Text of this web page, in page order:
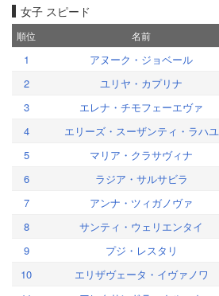
女子 スピード
順位 名前
1 アヌーク・ジョベール
2
ユリヤ・カプリナ
3
エレナ・チモフェーエヴァ
4
エリーズ・スーザンティ・ラハユ
5
マリア・クラサヴィナ
6
ラジア・サルサビラ
7
アンナ・ツィガノヴァ
8
サンティ・ウェリエンタイ
9
プジ・レスタリ
10
エリザヴェータ・イヴァノワ